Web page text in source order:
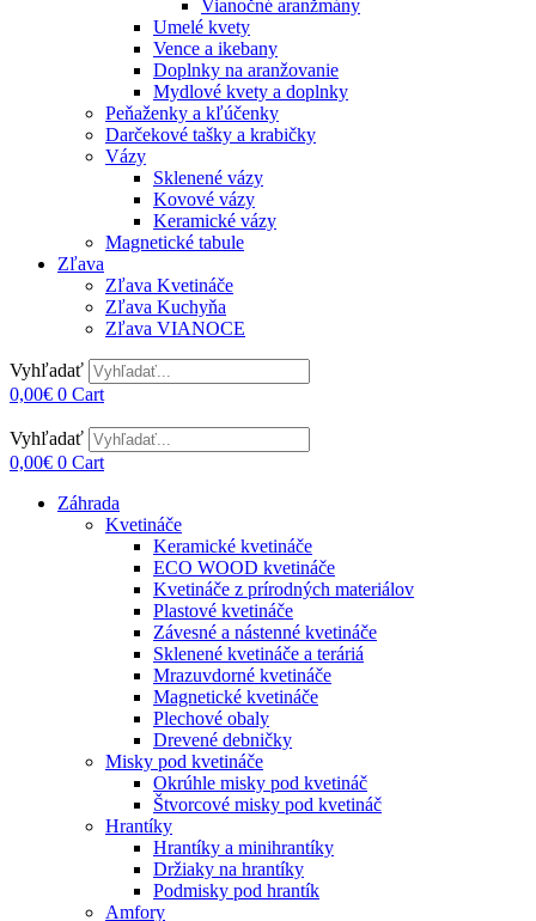
Vianočné aranžmány
Umelé kvety
Vence a ikebany
Doplnky na aranžovanie
Mydlové kvety a doplnky
Peňaženky a kľúčenky
Darčekové tašky a krabičky
Vázy
Sklenené vázy
Kovové vázy
Keramické vázy
Magnetické tabule
Zľava
Zľava Kvetináče
Zľava Kuchyňa
Zľava VIANOCE
Vyhľadať
0,00€ 0 Cart
Vyhľadať
0,00€ 0 Cart
Záhrada
Kvetináče
Keramické kvetináče
ECO WOOD kvetináče
Kvetináče z prírodných materiálov
Plastové kvetináče
Závesné a nástenné kvetináče
Sklenené kvetináče a teráriá
Mrazuvdorné kvetináče
Magnetické kvetináče
Plechové obaly
Drevené debničky
Misky pod kvetináče
Okrúhle misky pod kvetináč
Štvorcové misky pod kvetináč
Hrantíky
Hrantíky a minihrantíky
Držiaky na hrantíky
Podmisky pod hrantík
Amfory